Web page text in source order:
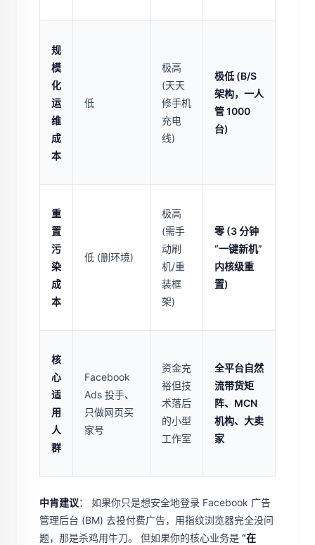
规
模
化
运
维
成
本
低
极高
(天天
修手机
充电
线)
极低 (B/S
架构，一人
管 1000
台)
重
置
污
染
成
本
低 (删环境)
极高
(需手
动刷
机/重
装框
架)
零 (3 分钟
“一键新机”
内核级重
置)
核
心
适
用
人
群
Facebook
Ads 投手、
只做网页买
家号
资金充
裕但技
术落后
的小型
工作室
全平台自然
流带货矩
阵、MCN
机构、大卖
家
中肯建议： 如果你只是想安全地登录 Facebook 广告
管理后台 (BM) 去投付费广告，用指纹浏览器完全没问
题，那是杀鸡用牛刀。 但如果你的核心业务是 “在